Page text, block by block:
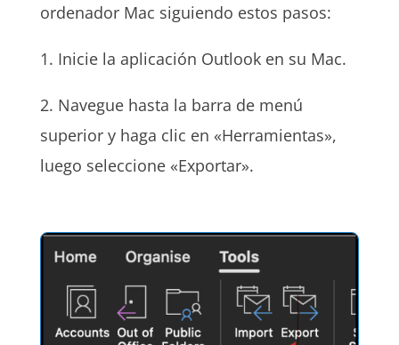
ordenador Mac siguiendo estos pasos:
1. Inicie la aplicación Outlook en su Mac.
2. Navegue hasta la barra de menú
superior y haga clic en «Herramientas»,
luego seleccione «Exportar».